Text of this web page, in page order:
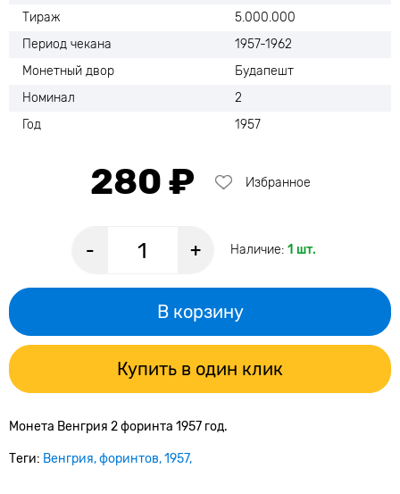
Тираж
5.000.000
Период чекана
1957-1962
Монетный двор
Будапешт
Номинал
2
Год
1957
280 ₽ Избранное
- + Наличие: 1 шт.
В корзину
Купить в один клик
Монета Венгрия 2 форинта 1957 год.
Теги: Венгрия форинтов 1957